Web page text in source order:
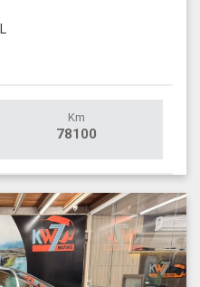
Km
78100